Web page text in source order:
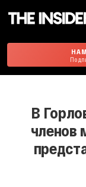
В
членов